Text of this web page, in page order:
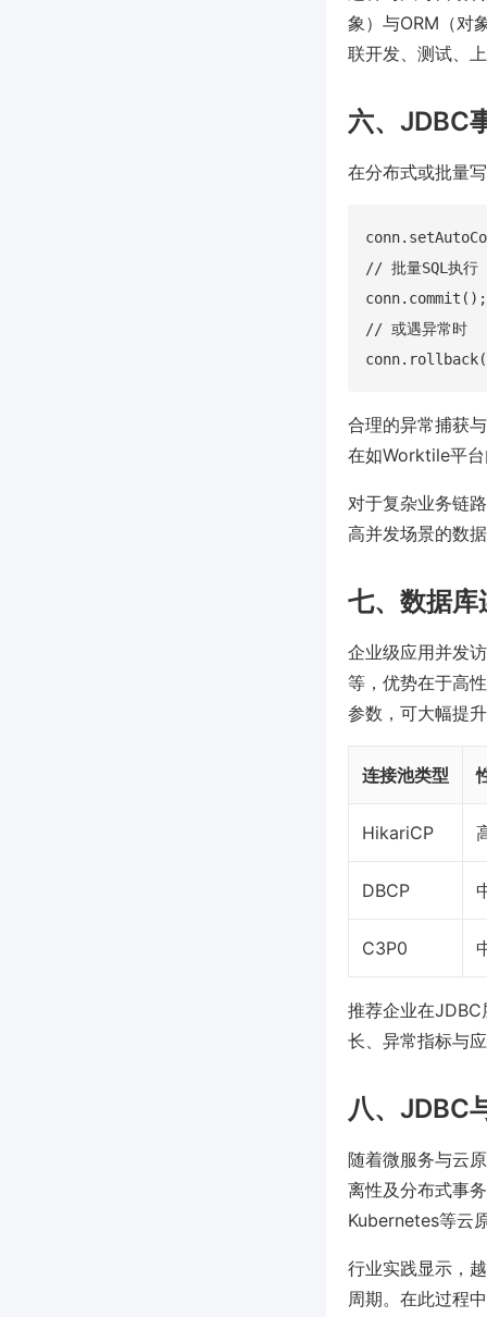
象）与ORM（对
联开发、测试、
六、JDBC
在分布式或批量
// 批量SQL执行
conn.commit();
// 或遇异常时
合理的异常捕获
在如Worktile平
对于复杂业务链
高并发场景的数
七、数据库
企业级应用并发
等，优势在于高
参数，可大幅提
连接池类型
HikariCP
DBCP
C3P0
推荐企业在
长、异常指标与
八、JDBC
随着微服务与云
离性及分布式事
Kubernetes等云
行业实践显示，
周期。在此过程